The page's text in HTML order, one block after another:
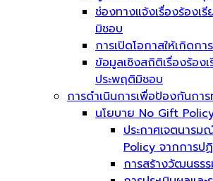
ช่องทางแจ้งเรื่องร้องเ
มิชอบ
การเปิดโอกาสให้เกิดกา
ข้อมูลเชิงสถิติเรื่องร้อง
ประพฤติมิชอบ
การดำเนินการเพื่อป้องกันกา
นโยบาย No Gift
ประกาศเจตนาร
Policy จากการป
การสร้างวัฒนธร